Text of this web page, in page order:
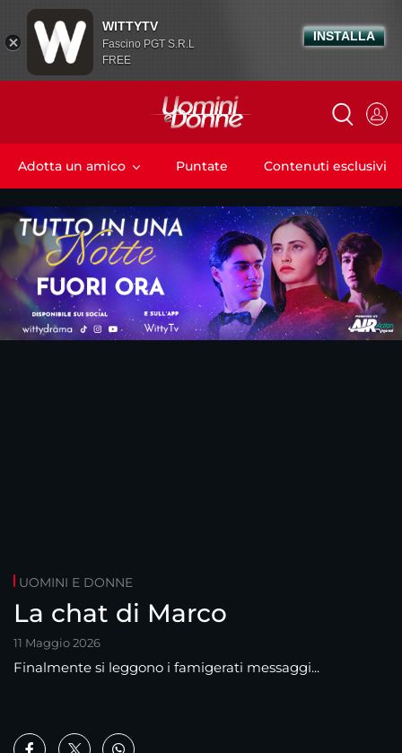
Adotta un amico Puntate Contenuti esclusivi
UOMINI E DONNE
La chat di Marco
11 Maggio 2026
Finalmente si leggono i famigerati messaggi...
WITTYTV
Fascino PGT S.R.L
FREE
INSTALLA